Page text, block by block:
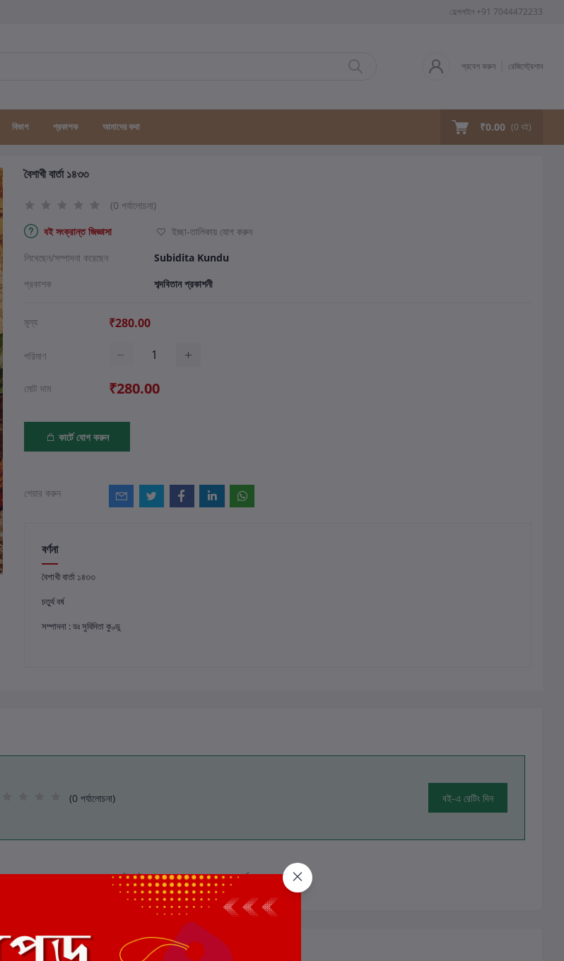
হেল্পলাইন +91 7044472233
প্রবেশ করুন রেজিস্ট্রেশান
বিভাগ প্রকাশক আমাদের কথা ₹0.00 (0 বই)
বৈশাখী বার্তা ১৪৩৩
(0 পর্যালোচনা)
বই সংক্রান্ত জিজ্ঞাসা
ইচ্ছা-তালিকায় যোগ করুন
লিখেছেন/সম্পাদনা করেছেন
Subidita Kundu
প্রকাশক
শব্দবিতান প্রকাশনী
মূল্য ₹280.00
পরিমাণ
মোট দাম ₹280.00
কার্টে যোগ করুন
শেয়ার করুন
বর্ণনা
বৈশাখী বার্তা ১৪৩৩
চতুর্থ বর্ষ
সম্পাদনা : ডঃ সুবিদিতা কুণ্ডু
(0 পর্যালোচনা) বই-এ রেটিং দিন
এই বইয়ের জন্য এখনও কোন পর্যালোচনা নেই